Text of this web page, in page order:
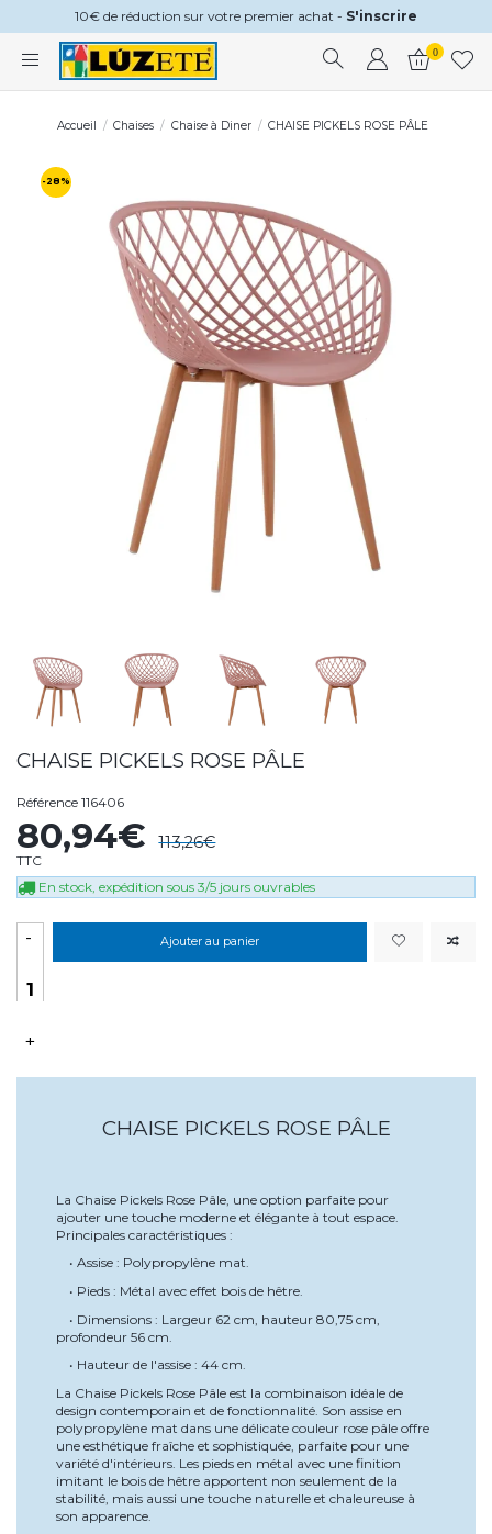
10€ de réduction sur votre premier achat - S'inscrire
0
Accueil Chaises Chaise à Diner CHAISE PICKELS ROSE PÂLE
-28%
CHAISE PICKELS ROSE PÂLE
Référence 116406
80,94€ 113,26€
TTC
En stock, expédition sous 3/5 jours ouvrables
-
+
Ajouter au panier
CHAISE PICKELS ROSE PÂLE
La Chaise Pickels Rose Pâle, une option parfaite pour
ajouter une touche moderne et élégante à tout espace.
Principales caractéristiques :
• Assise : Polypropylène mat.
• Pieds : Métal avec effet bois de hêtre.
• Dimensions : Largeur 62 cm, hauteur 80,75 cm,
profondeur 56 cm.
• Hauteur de l'assise : 44 cm.
La Chaise Pickels Rose Pâle est la combinaison idéale de
design contemporain et de fonctionnalité. Son assise en
polypropylène mat dans une délicate couleur rose pâle offre
une esthétique fraîche et sophistiquée, parfaite pour une
variété d'intérieurs. Les pieds en métal avec une finition
imitant le bois de hêtre apportent non seulement de la
stabilité, mais aussi une touche naturelle et chaleureuse à
son apparence.